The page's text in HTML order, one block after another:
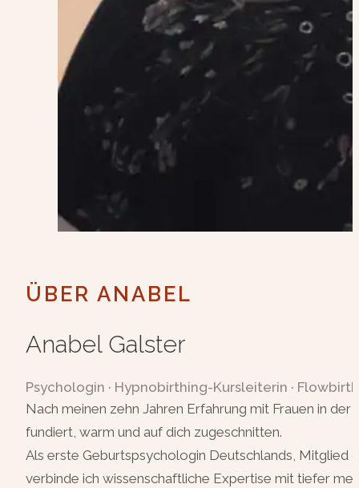
ÜBER ANABEL
Anabel Galster
Psychologin · Hypnobirthing-Kursleiterin ·
Nach meinen zehn Jahren Erfahrung mit Frauen in
fundiert, warm und auf dich zugeschnitten.
Als erste Geburtspsychologin Deutschlands, Mitglied
verbinde ich wissenschaftliche Expertise mit tiefer